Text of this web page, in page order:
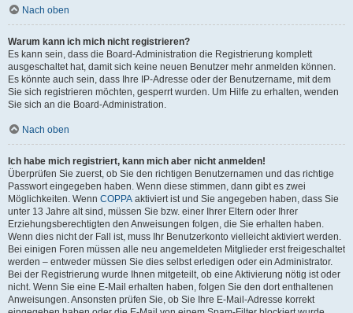
Nach oben
Warum kann ich mich nicht registrieren?
Es kann sein, dass die Board-Administration die Registrierung komplett
ausgeschaltet hat, damit sich keine neuen Benutzer mehr anmelden können.
Es könnte auch sein, dass Ihre IP-Adresse oder der Benutzername, mit dem
Sie sich registrieren möchten, gesperrt wurden. Um Hilfe zu erhalten, wenden
Sie sich an die Board-Administration.
Nach oben
Ich habe mich registriert, kann mich aber nicht anmelden!
Überprüfen Sie zuerst, ob Sie den richtigen Benutzernamen und das richtige
Passwort eingegeben haben. Wenn diese stimmen, dann gibt es zwei
Möglichkeiten. Wenn COPPA aktiviert ist und Sie angegeben haben, dass Sie
unter 13 Jahre alt sind, müssen Sie bzw. einer Ihrer Eltern oder Ihrer
Erziehungsberechtigten den Anweisungen folgen, die Sie erhalten haben.
Wenn dies nicht der Fall ist, muss Ihr Benutzerkonto vielleicht aktiviert werden.
Bei einigen Foren müssen alle neu angemeldeten Mitglieder erst freigeschaltet
werden – entweder müssen Sie dies selbst erledigen oder ein Administrator.
Bei der Registrierung wurde Ihnen mitgeteilt, ob eine Aktivierung nötig ist oder
nicht. Wenn Sie eine E-Mail erhalten haben, folgen Sie den dort enthaltenen
Anweisungen. Ansonsten prüfen Sie, ob Sie Ihre E-Mail-Adresse korrekt